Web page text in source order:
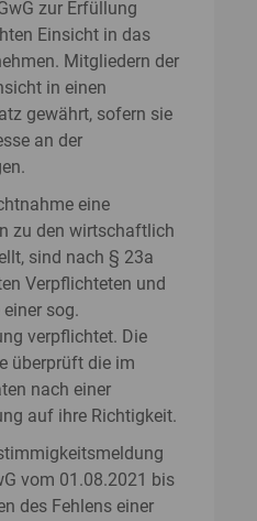
zur Erfüllung
Einsicht in das
Mitgliedern der
in einen
gewährt, sofern sie
an der
eine
zu den wirtschaftlich
sind nach § 23a
Verpflichteten und
sog.
verpflichtet. Die
überprüft die im
nach einer
auf ihre Richtigkeit.
vom 01.08.2021 bis
des Fehlens einer